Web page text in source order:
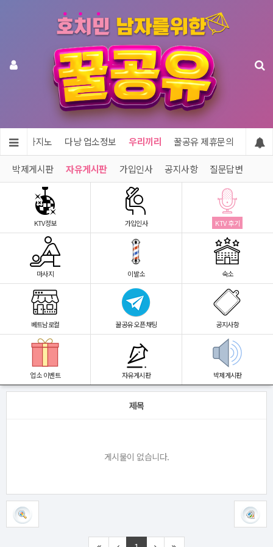
어 & 카지노 다낭 업소정보 우리끼리 꿀공유 제휴문의
박제게시판 자유게시판 가입인사 공지사항 질문답변
KTV정보 가입인사 KTV 후기
마사지 이발소 숙소
베트남로컬 꿀공유 오픈채팅 공지사항
업소 이벤트 자유게시판 박제게시판
제목
게시물이 없습니다.